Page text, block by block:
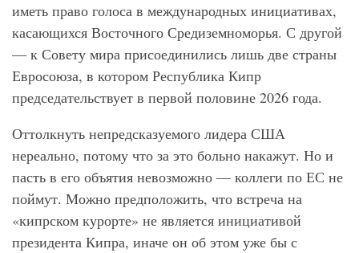
иметь право голоса в международных инициативах,
касающихся Восточного Средиземноморья. С другой
— к Совету мира присоединились лишь две страны
Евросоюза, в котором Республика Кипр
председательствует в первой половине 2026 года.
Оттолкнуть непредсказуемого лидера США
нереально, потому что за это больно накажут. Но и
пасть в его объятия невозможно — коллеги по ЕС не
поймут. Можно предположить, что встреча на
«кипрском курорте» не является инициативой
президента Кипра, иначе он об этом уже бы с